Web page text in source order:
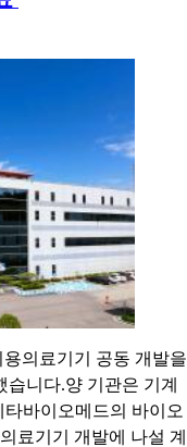
의료기기 공동 개발을
니다.양 기관은 기계
바이오메드의 바이오
료기기 개발에 나설 계